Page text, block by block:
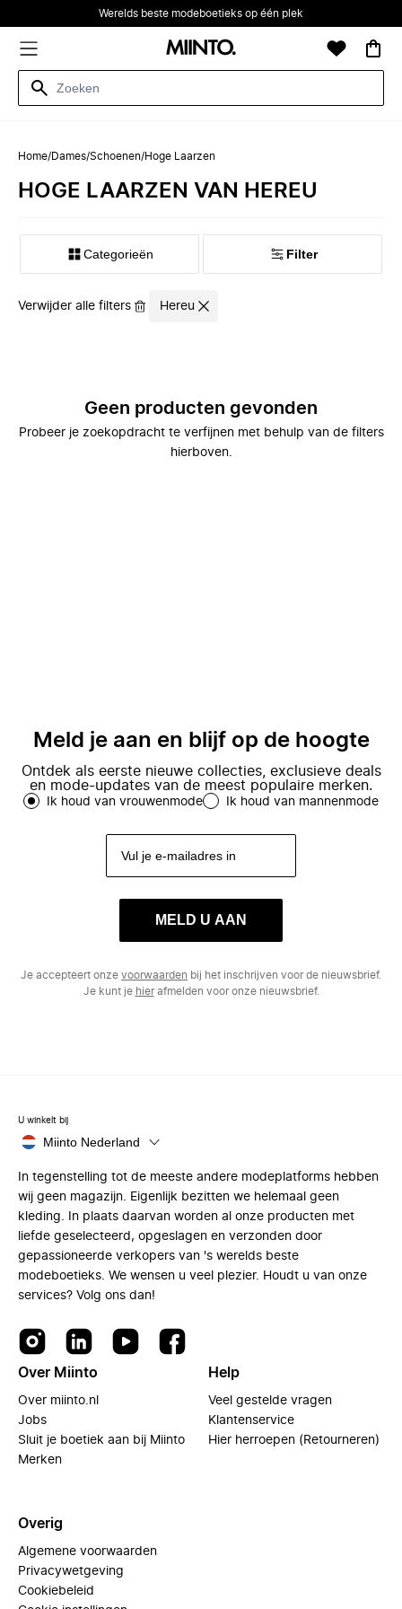
Werelds beste modeboetieks op één plek
Home/Dames/Schoenen/Hoge Laarzen
HOGE LAARZEN VAN HEREU
Categorieën Filter
Verwijder alle filters Hereu
Geen producten gevonden
Probeer je zoekopdracht te verfijnen met behulp van de filters
hierboven.
Meld je aan en blijf op de hoogte
Ontdek als eerste nieuwe collecties, exclusieve deals
en mode-updates van de meest populaire merken.
Ik houd van vrouwenmode Ik houd van mannenmode
MELD U AAN
Je accepteert onze voorwaarden bij het inschrijven voor de nieuwsbrief.
Je kunt je hierafmelden voor onze nieuwsbrief.
U winkelt bij
Miinto Nederland
In tegenstelling tot de meeste andere modeplatforms hebben
wij geen magazijn. Eigenlijk bezitten we helemaal geen
kleding. In plaats daarvan worden al onze producten met
liefde geselecteerd, opgeslagen en verzonden door
gepassioneerde verkopers van 's werelds beste
modeboetieks. We wensen u veel plezier. Houdt u van onze
services? Volg ons dan!
Over Miinto
Over miinto.nl
Jobs
Sluit je boetiek aan bij Miinto
Merken
Help
Veel gestelde vragen
Klantenservice
Hier herroepen (Retourneren)
Overig
Algemene voorwaarden
Privacywetgeving
Cookiebeleid